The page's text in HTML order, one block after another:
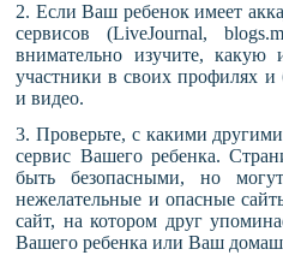
2. Если Ваш ребенок имеет
сервисов (LiveJournal,
внимательно изучите,
участники в своих профилях и
и видео.
3. Проверьте, с какими
сервис Вашего ребенка.
быть безопасными, но
нежелательные и опасные
сайт, на котором друг
Вашего ребенка или Ваш